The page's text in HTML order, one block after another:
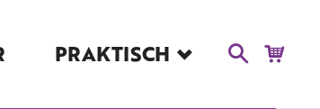
PRAKTISCH
Blog